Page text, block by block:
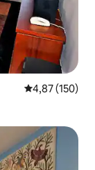
Prosječna
4,87 (150)